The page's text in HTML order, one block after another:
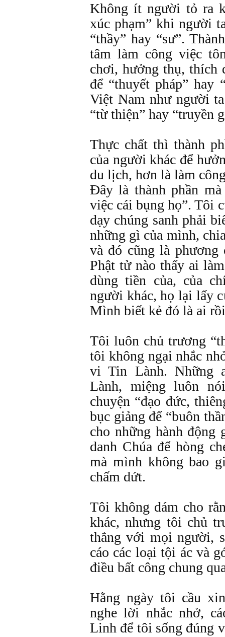
Không ít người tỏ ra
xúc phạm” khi người
“thầy” hay “sư”.
tâm làm công việc
chơi, hưởng thụ, thích
để “thuyết pháp” hay
Việt Nam như người
“từ thiện” hay “truyền
Thực chất thì thành
của người khác để
du lịch, hơn là làm
Đây là thành phần
việc cái bụng họ”. Tôi
dạy chúng sanh phải
những gì của mình,
và đó cũng là phương
Phật tử nào thấy ai
dùng tiền của, của
người khác, họ lại lấy
Mình biết kẻ đó là ai
Tôi luôn chủ trương
tôi không ngại nhắc
vi Tin Lành. Những
Lành, miệng luôn
chuyện “đạo đức,
bục giảng để “buôn
cho những hành động
danh Chúa để hòng
mà mình không bao
chấm dứt.
Tôi không dám cho
khác, nhưng tôi chủ
thẳng với mọi người,
cáo các loại tội ác và
điều bất công chung
Hằng ngày tôi cầu
nghe lời nhắc nhở,
Linh để tôi sống đúng